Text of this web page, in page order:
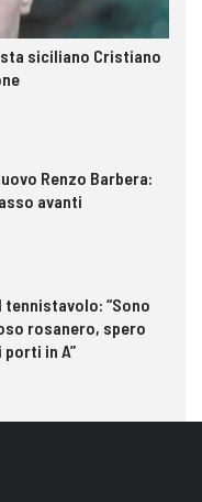
siciliano Cristiano
Renzo Barbera:
avanti
tennistavolo: “Sono
rosanero, spero
porti in A”